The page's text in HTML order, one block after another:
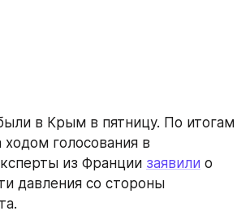
в Крым в пятницу. По итогам
голосования в
из Франции заявили о
давления со стороны